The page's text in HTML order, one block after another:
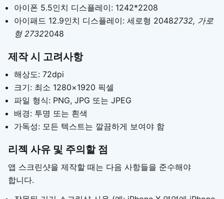
아이폰 5.5인치 디스플레이: 1242*2208
아이패드 12.9인치 디스플레이: 세로형 20482732, 가로
형 27322048
제작 시 고려사항
해상도: 72dpi
크기: 최소 1280×1920 픽셀
파일 형식: PNG, JPG 또는 JPEG
배경: 투명 또는 흰색
가독성: 모든 텍스트는 깔끔하게 보여야 함
리젝 사유 및 주의할 점
앱 스크린샷을 제작할 때는 다음 사항들을 준수해야
합니다.